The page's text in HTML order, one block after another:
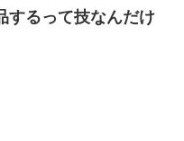
するって技なんだけ